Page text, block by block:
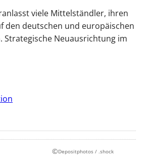
viele Mittelständler, ihren
den deutschen und europäischen
Strategische Neuausrichtung im
©Depositphotos / .shock